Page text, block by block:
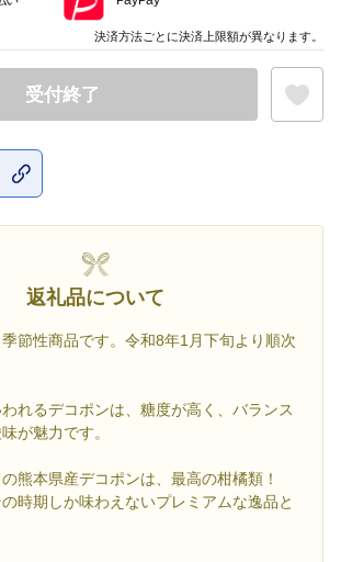
受付終了
返礼品について
節性商品です。令和8年1月下旬より順次
れるデコポンは、糖度が高く、バランス
が魅力です。
熊本県産デコポンは、最高の柑橘類！
時期しか味わえないプレミアムな逸品と
決済方法ごとに決済上限額が異なります。